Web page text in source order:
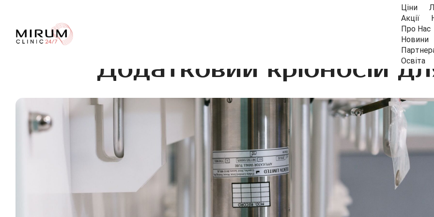
Ціни
Акції
Про Нас
Новини
Освіта
Додатковий кріоносій